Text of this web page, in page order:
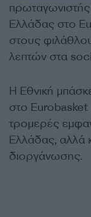
Ελλάδας στο
στους
λεπτών στα
Η Εθνική
στο Eurobasket
τρομερές
Ελλάδας, αλλά
διοργάνωσης.